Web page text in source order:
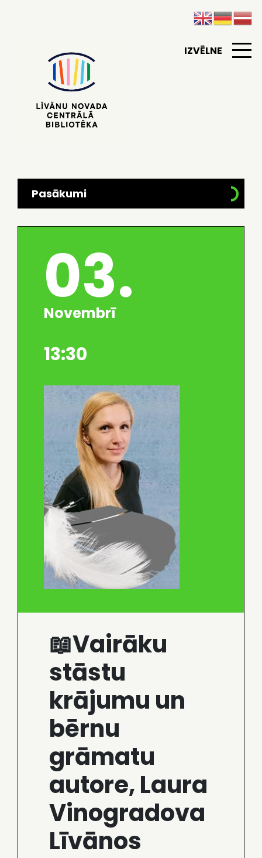
IZVĒLNE
Pasākumi
03.
Novembrī
13:30
📖Vairāku
stāstu
krājumu un
bērnu
grāmatu
autore, Laura
Vinogradova
Līvānos